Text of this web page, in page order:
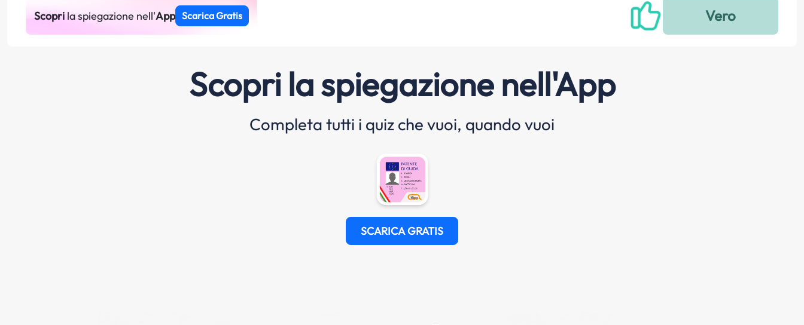
Scoprila spiegazione nell'App Scarica Gratis
Scopri la spiegazione nell'App
Completa tutti i quiz che vuoi, quando vuoi
SCARICA GRATIS